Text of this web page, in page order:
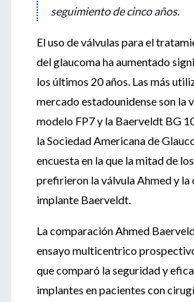
seguimiento de cinco años.
El uso de válvulas para el
del glaucoma ha aumentado
los últimos 20 años. Las más
mercado estadounidense son la
modelo FP7 y la Baerveldt BG
la Sociedad Americana de
encuesta en la que la mitad de
prefirieron la válvula Ahmed y
implante Baerveldt.
La comparación Ahmed
ensayo multicentrico
que comparó la seguridad y
implantes en pacientes con